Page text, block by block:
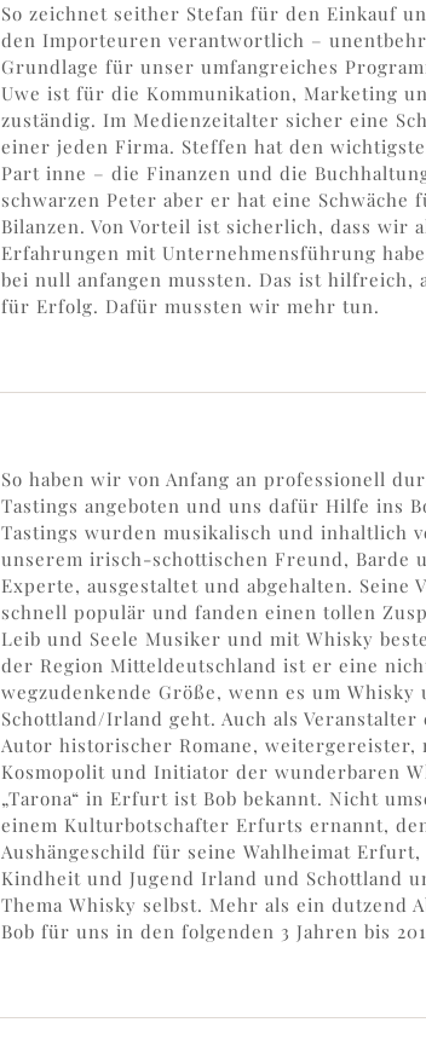
So zeichnet seither Stefan für den Einkauf
den Importeuren verantwortlich –
Grundlage für unser umfangreiches
Uwe ist für die Kommunikation, Marketing
zuständig. Im Medienzeitalter sicher eine
einer jeden Firma. Steffen hat den
Part inne – die Finanzen und die
schwarzen Peter aber er hat eine Schwäche
Bilanzen. Von Vorteil ist sicherlich, dass wir
Erfahrungen mit Unternehmensführung
bei null anfangen mussten. Das ist hilfreich,
für Erfolg. Dafür mussten wir mehr tun.
So haben wir von Anfang an professionell
Tastings angeboten und uns dafür Hilfe ins
Tastings wurden musikalisch und inhaltlich
unserem irisch-schottischen Freund, Barde
Experte, ausgestaltet und abgehalten. Seine
schnell populär und fanden einen tollen
Leib und Seele Musiker und mit Whisky
der Region Mitteldeutschland ist er eine
wegzudenkende Größe, wenn es um Whisky
Schottland/Irland geht. Auch als Veranstalter
Autor historischer Romane, weitergereister,
Kosmopolit und Initiator der wunderbaren
„Tarona“ in Erfurt ist Bob bekannt. Nicht
einem Kulturbotschafter Erfurts ernannt,
Aushängeschild für seine Wahlheimat
Kindheit und Jugend Irland und Schottland
Thema Whisky selbst. Mehr als ein dutzend
Bob für uns in den folgenden 3 Jahren bis